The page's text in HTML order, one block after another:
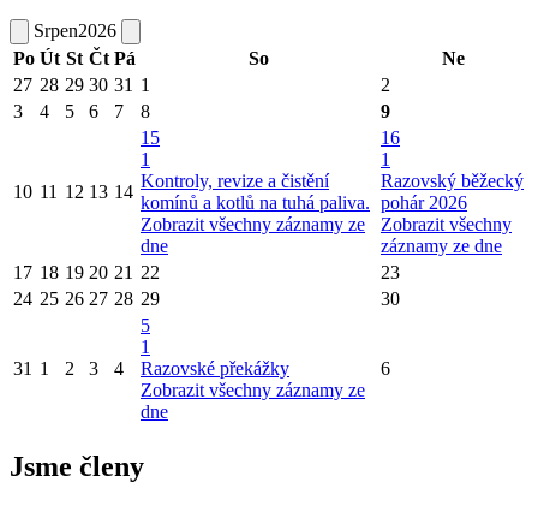
Srpen2026
Po Út St Čt Pá So
Ne
27 28 29 30 31 1
2
3
4 5 6 7 8 9
10 11 12 13 14
15
1
Kontroly, revize a čistění
komínů a kotlů na tuhá paliva.
Zobrazit všechny záznamy ze
dne
16
1
Razovský běžecký
pohár 2026
Zobrazit všechny
záznamy ze dne
17 18 19 20 21 22
23
24 25 26 27 28 29 30
31 1 2 3 4
5
1
Razovské překážky
Zobrazit všechny záznamy ze
dne
6
Jsme členy